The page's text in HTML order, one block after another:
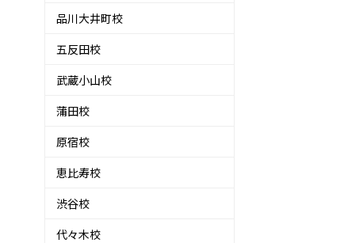
品川大井町校
五反田校
武蔵小山校
蒲田校
原宿校
恵比寿校
渋谷校
代々木校